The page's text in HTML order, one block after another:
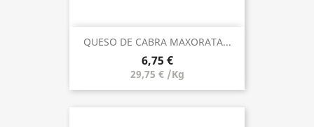
QUESO DE CABRA MAXORATA...
6,75 €
29,75 € /Kg